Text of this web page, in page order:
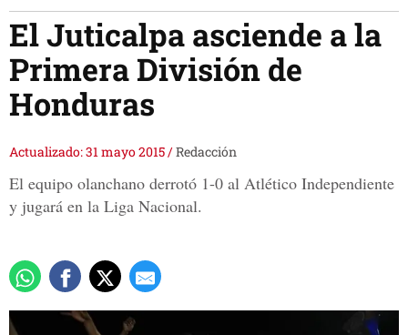
El Juticalpa asciende a la
Primera División de
Honduras
Actualizado: 31 mayo 2015/Redacción
El equipo olanchano derrotó 1-0 al Atlético Independiente
y jugará en la Liga Nacional.